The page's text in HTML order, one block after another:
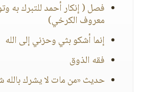
فصل ( إنكار أحمد للتبرك به
معروف الكرخي)
إنما أشكو بثي وحزني إلى الله
فقه الذوق
حديث «من مات لا يشرك بالله